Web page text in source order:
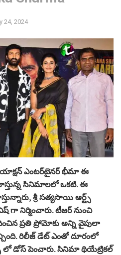
24, 2024
ఎంటర్‌టైనర్ భీమా ఈ
సినిమాలలో ఒకటి. ఈ
శ్రీ సత్యసాయి ఆర్ట్స్
నిర్మించారు. టీజర్ నుంచి
ప్రతి ప్రోమోకు అన్ని వైపులా
రిలీజ్ డేట్ ఎంతో దూరంలో
లో డోస్ పెంచారు. సినిమా థియేట్రికల్